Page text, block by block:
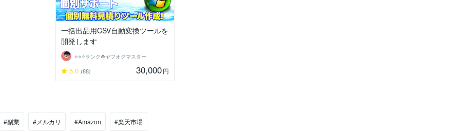
一括出品用CSV自動変換ツールを
開発します
⭐️⭐️⭐️ランク☘ヤフオクマスター
5.0 (88) 30,000円
#副業 #メルカリ #Amazon #楽天市場